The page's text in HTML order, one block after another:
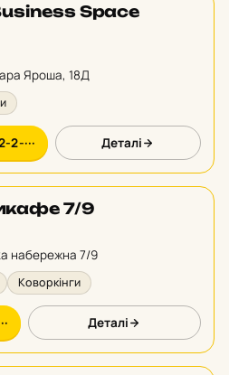
Space
Яроша, 18Д
··· Деталі
7/9
набережна 7/9
Коворкінги
Деталі